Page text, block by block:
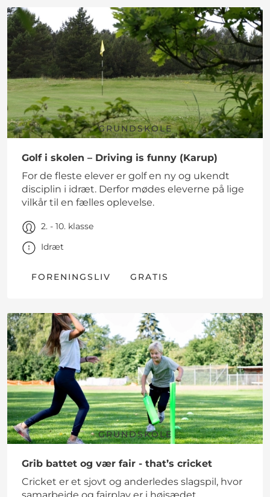
GRUNDSKOLE
Golf i skolen – Driving is funny (Karup)
For de fleste elever er golf en ny og ukendt
disciplin i idræt. Derfor mødes eleverne på lige
vilkår til en fælles oplevelse.
2. - 10. klasse
Idræt
FORENINGSLIV GRATIS
GRUNDSKOLE
Grib battet og vær fair - that’s cricket
Cricket er et sjovt og anderledes slagspil, hvor